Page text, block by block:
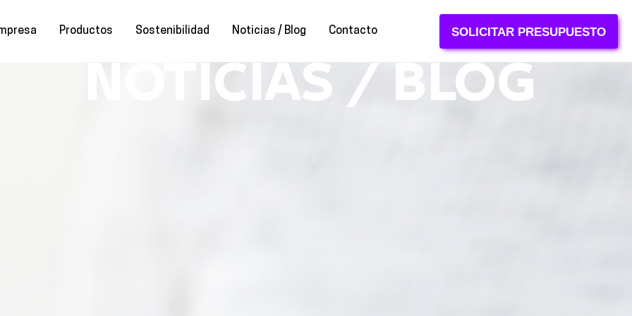
Productos Sostenibilidad Noticias / Blog Contacto SOLICITAR PRESUPUESTO
NOTICIAS / BLOG